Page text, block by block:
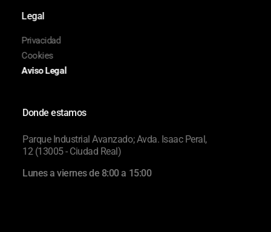
Legal
Privacidad
Cookies
Aviso Legal
Donde estamos
Parque Industrial Avanzado; Avda. Isaac Peral,
12 (13005 - Ciudad Real)
Lunes a viernes de 8:00 a 15:00